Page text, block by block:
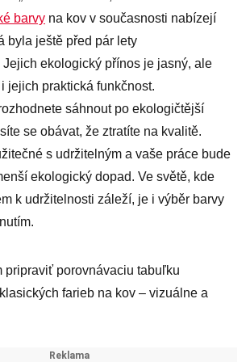
barvy na kov v současnosti nabízejí
byla ještě před pár lety
ekologický přínos je jasný, ale
jejich praktická funkčnost.
sáhnout po ekologičtější
se obávat, že ztratíte na kvalitě.
s udržitelným a vaše práce bude
ekologický dopad. Ve světě, kde
k udržitelnosti záleží, je i výběr barvy
pripraviť porovnávaciu tabuľku
farieb na kov – vizuálne a